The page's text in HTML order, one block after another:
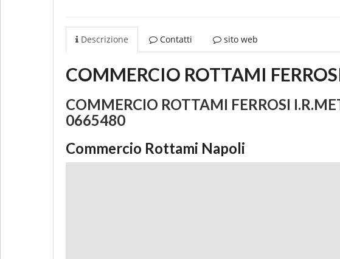
Descrizione Contatti sito web
COMMERCIO ROTTAMI
COMMERCIO ROTTAMI FERROSI
0665480
Commercio Rottami Napoli